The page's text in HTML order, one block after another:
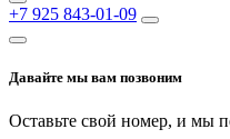
+7 925 843-01-09
Давайте мы вам позвоним
Оставьте свой номер, и мы